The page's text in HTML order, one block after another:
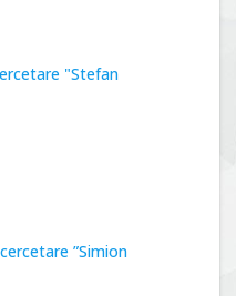
"Stefan
”Simion